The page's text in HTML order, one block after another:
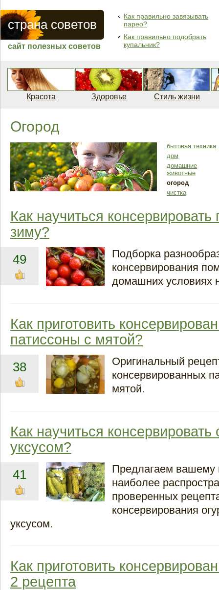
страна советов
сайт полезных советов
Как правильно завязывать
парео?
Как правильно подобрать
купальник?
Красота Здоровье Стиль жизни
Огород
бытовая техника
дом
домашние
животные
огород
чистка
Как научиться
зиму?
49
Подборка
консервирования
домашних условиях
Как приготовить
патиссоны с мятой?
38
Оригинальный
консервированных
мятой.
Как научиться консервировать
уксусом?
41
Предлагаем вашему
наиболее
проверенных
консервирования
уксусом.
Как приготовить
2 рецепта